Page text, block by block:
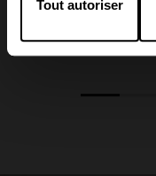
Tout autoriser
Prisma